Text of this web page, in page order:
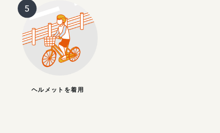
ヘルメットを着用